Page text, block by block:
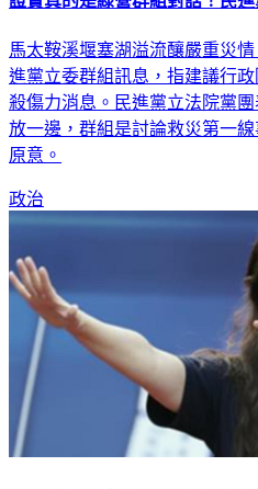
馬太鞍溪堰塞湖溢流釀嚴重災
進黨立委群組訊息，指建議行
殺傷力消息。民進黨立法院黨
放一邊，群組是討論救災第一
原意。
政治